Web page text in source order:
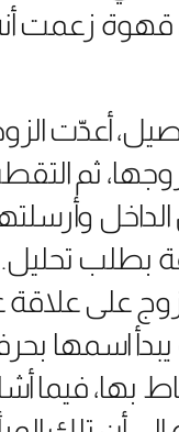
قهوة زعمت
أعدّت
ثم
بطلب تحليل.
على
بها، فيما